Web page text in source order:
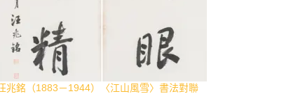
兆銘（1883－1944）〈江山風雪〉書法對聯